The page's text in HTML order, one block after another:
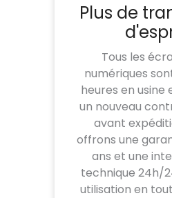
Plus de
Tous les
numériques
heures en usine
un nouveau
avant
offrons une
ans et une
technique 24h/
utilisation en